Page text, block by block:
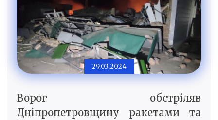
29.03.2024
Ворог обстріляв
Дніпропетровщину ракетами та